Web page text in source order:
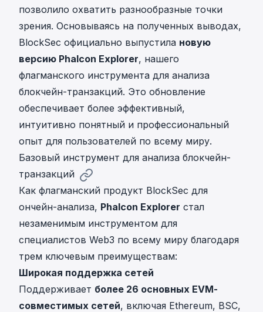
позволило охватить разнообразные точки
зрения. Основываясь на полученных выводах,
BlockSec официально выпустила новую
версию Phalcon Explorer, нашего
флагманского инструмента для анализа
блокчейн-транзакций. Это обновление
обеспечивает более эффективный,
интуитивно понятный и профессиональный
опыт для пользователей по всему миру.
Базовый инструмент для анализа блокчейн-
транзакций
Как флагманский продукт BlockSec для
ончейн-анализа, Phalcon Explorer стал
незаменимым инструментом для
специалистов Web3 по всему миру благодаря
трем ключевым преимуществам:
Широкая поддержка сетей
Поддерживает более 26 основных EVM-
совместимых сетей, включая Ethereum, BSC,